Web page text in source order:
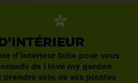
d'intérieur faite pour vous
de I love my garden
soin de vos plantes